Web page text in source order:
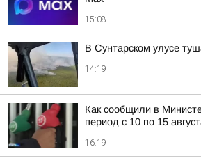
15:08
В Сунтарском улусе
14:19
Как сообщили в
период с 10 по 15
16:19